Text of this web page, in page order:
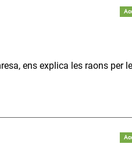
ens explica les raons per